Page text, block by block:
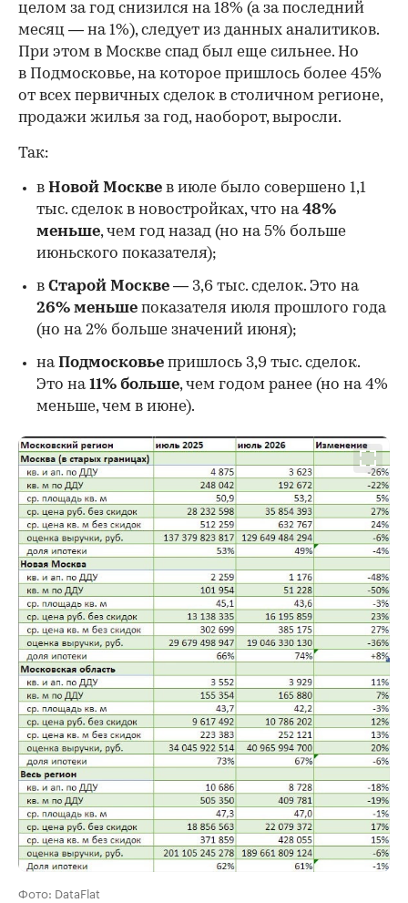
целом за год снизился на 18% (а за последний
месяц — на 1%), следует из данных аналитиков.
При этом в Москве спад был еще сильнее. Но
в Подмосковье, на которое пришлось более 45%
от всех первичных сделок в столичном регионе,
продажи жилья за год, наоборот, выросли.
00:00 / 00:00
Так:
в Новой Москве в июле было совершено 1,1
тыс. сделок в новостройках, что на48%
меньше, чем год назад (но на 5% больше
июньского показателя);
в Старой Москве — 3,6 тыс. сделок. Это на
26% меньше показателя июля прошлого года
(но на 2% больше значений июня);
наПодмосковье пришлось 3,9 тыс. сделок.
Это на11% больше, чем годом ранее (но на 4%
меньше, чем в июне).
Фото: DataFlat